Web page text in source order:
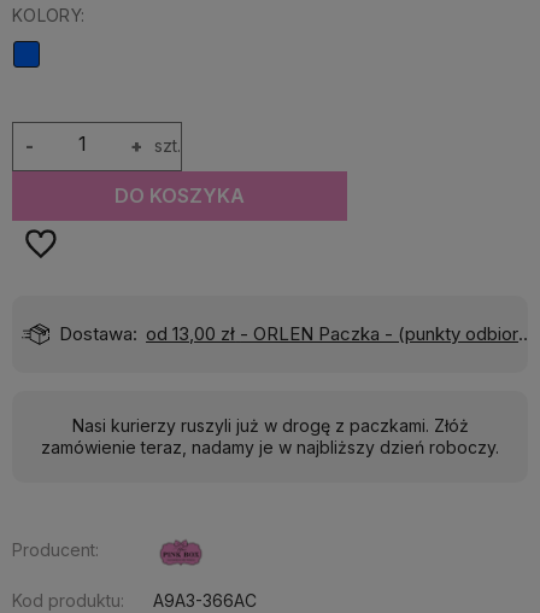
KOLORY:
+
- szt.
DO KOSZYKA
Dostawa: od 13,00 zł - ORLEN Paczka - (punkty odbioru)
Nasi kurierzy ruszyli już w drogę z paczkami. Złóż
zamówienie teraz, nadamy je w najbliższy dzień roboczy.
Producent:
Kod produktu:
A9A3-366AC